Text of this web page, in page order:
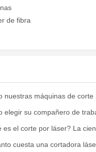
de fibra
es el corte por láser? La
cuesta una cortadora